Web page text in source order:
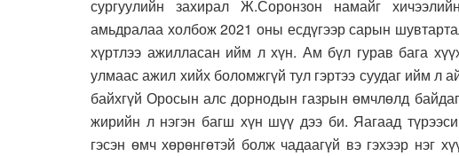
сургуулийн захирал Ж.Соронзон намайг
амьдралаа холбож 2021 оны есдүгээр сарын
хүртлээ ажилласан ийм л хүн. Ам бүл гурав бага
улмаас ажил хийх боломжгүй тул гэртээ суудаг ийм л
байхгүй Оросын алс дорнодын газрын өмчлөлд
жирийн л нэгэн багш хүн шүү дээ би. Яагаад
гэсэн өмч хөрөнгөтэй болж чадаагүй вэ гэхээр нэг